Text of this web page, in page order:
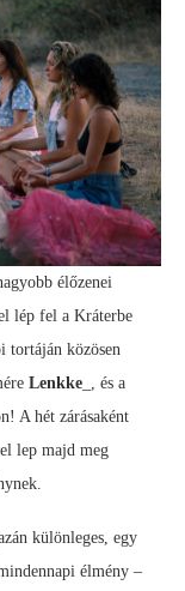
élőzenei
lép fel a Kráterbe
tortáján közösen
Lenkke _, és a
A hét zárásaként
lep majd meg
különleges, egy
élmény –